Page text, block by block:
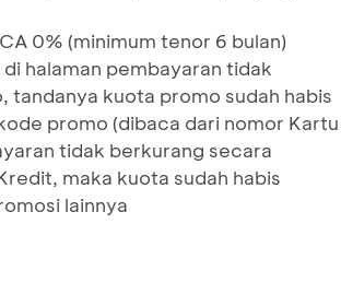
0% (minimum tenor 6 bulan)
halaman pembayaran tidak
tandanya kuota promo sudah habis
promo (dibaca dari nomor Kartu
tidak berkurang secara
maka kuota sudah habis
lainnya